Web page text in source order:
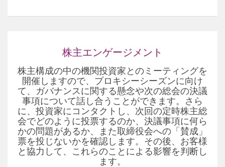
株主エンゲージメント
株主構成の中の機関投資家とのミーティングを
開催しますので、プロキシーシーズンに向け
て、ガバナンスに関する懸念や次の総会の決議
事項について話し合うことができます。さら
に、投資家にコンタクトし、次回の定時株主総
会でどのように投票するのか、決議事項に何ら
かの問題があるか、また取締役会への「賛成」
票を投じないかを確認します。その後、お客様
と協力して、これらのことによる影響を判断し
ます。